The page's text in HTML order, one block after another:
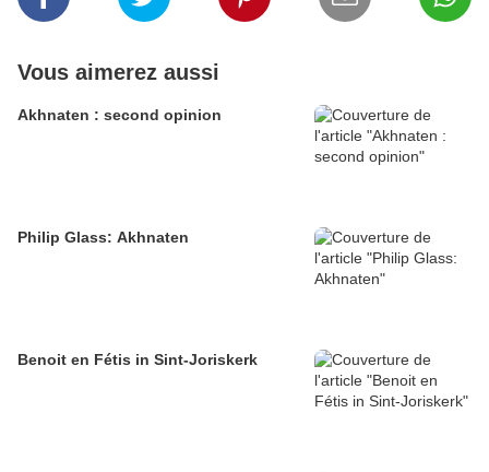
Vous aimerez aussi
Akhnaten : second opinion
Philip Glass: Akhnaten
Benoit en Fétis in Sint-Joriskerk